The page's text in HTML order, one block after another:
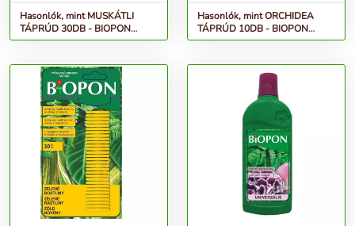
Hasonlók, mint MUSKÁTLI
TÁPRÚD 30DB - BIOPON
növény táp növekedés és szín
Hasonlók, mint ORCHIDEA
TÁPRÚD 10DB - BIOPON
növény táp növekedés és szín